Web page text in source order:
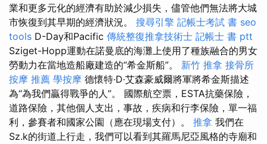
業和更多元化的經濟有助於減少損失，儘管他們無法將大城
市恢復到其早期的經濟狀況。 搜尋引擎 記帳士考試 書 seo
tools D-Day和Pacific 傳統整復推拿技術士 記帳士 書 ptt
Sziget-Hopp運動在諾曼底的海灘上使用了種族融合的男女
勞動力在當地造船廠建造的“希金斯船”。 新竹 推拿 接骨所
按摩 推薦 學按摩 德懷特·D·艾森豪威爾將軍將希金斯描述
為“為我們贏得戰爭的人”。 國際航空票，ESTA抗藥保險，
道路保險，其他個人支出，事故，疾病和行李保險，單一福
利，參賽者和國家公園（應在現場支付）。 推拿 我們在
Sz.k的街道上行走，我們可以看到其羅馬尼亞風格的寺廟和